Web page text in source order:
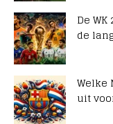
De
de
Welke
uit